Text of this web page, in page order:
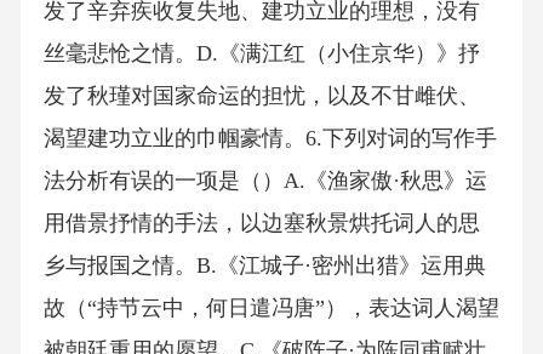
发了辛弃疾收复失地、建功立业的理想，没有
丝毫悲怆之情。D.《满江红（小住京华）》抒
发了秋瑾对国家命运的担忧，以及不甘雌伏、
渴望建功立业的巾帼豪情。6.下列对词的写作手
法分析有误的一项是（）A.《渔家傲·秋思》运
用借景抒情的手法，以边塞秋景烘托词人的思
乡与报国之情。B.《江城子·密州出猎》运用典
故（“持节云中，何日遣冯唐”），表达词人渴望